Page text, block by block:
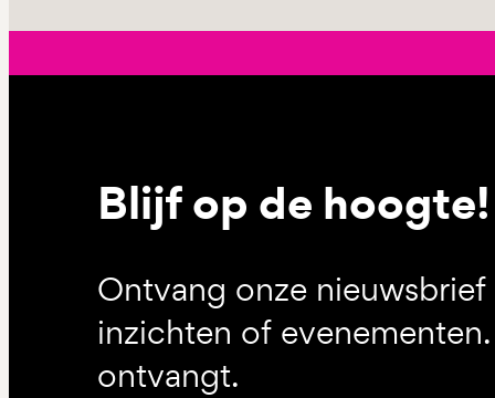
Blijf op de hoogte!
Ontvang onze
inzichten of
ontvangt.